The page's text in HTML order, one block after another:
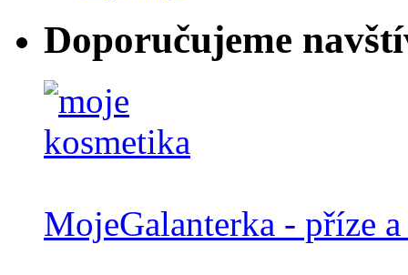
Doporučujeme
MojeGalanterka - příze